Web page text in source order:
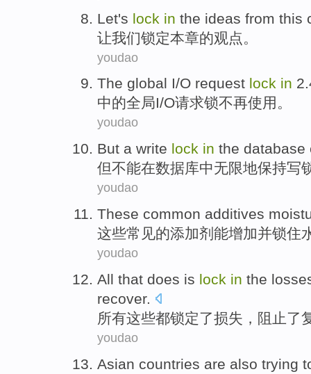
Let's lock in the ideas from this
让我们锁定本章的观点 。
youdao
The global I/O request lock in
中的全局I/O请求锁不再使用。
youdao
But a write lock in the database
但不能在数据库中无限地保持写
youdao
These common additives
这些常见的添加剂 能增加并锁住
youdao
All that does is lock in the
recover.
所有这些都锁定了损失 ， 阻止了
youdao
Asian countries are also trying